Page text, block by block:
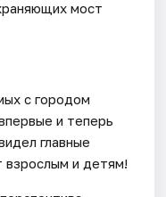
мост
с городом
и теперь
главные
взрослым и детям!